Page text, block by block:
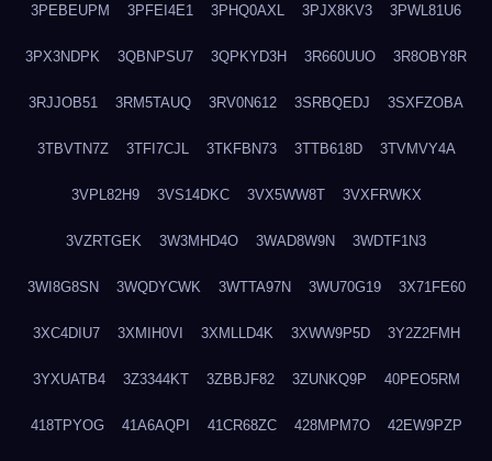
3PEBEUPM 3PFEI4E1 3PHQ0AXL 3PJX8KV3 3PWL81U6
3PX3NDPK 3QBNPSU7 3QPKYD3H 3R660UUO 3R8OBY8R
3RJJOB51 3RM5TAUQ 3RV0N612 3SRBQEDJ 3SXFZOBA
3TBVTN7Z 3TFI7CJL 3TKFBN73 3TTB618D 3TVMVY4A
3VPL82H9 3VS14DKC 3VX5WW8T 3VXFRWKX
3VZRTGEK 3W3MHD4O 3WAD8W9N 3WDTF1N3
3WI8G8SN 3WQDYCWK 3WTTA97N 3WU70G19 3X71FE60
3XC4DIU7 3XMIH0VI 3XMLLD4K 3XWW9P5D 3Y2Z2FMH
3YXUATB4 3Z3344KT 3ZBBJF82 3ZUNKQ9P 40PEO5RM
418TPYOG 41A6AQPI 41CR68ZC 428MPM7O 42EW9PZP